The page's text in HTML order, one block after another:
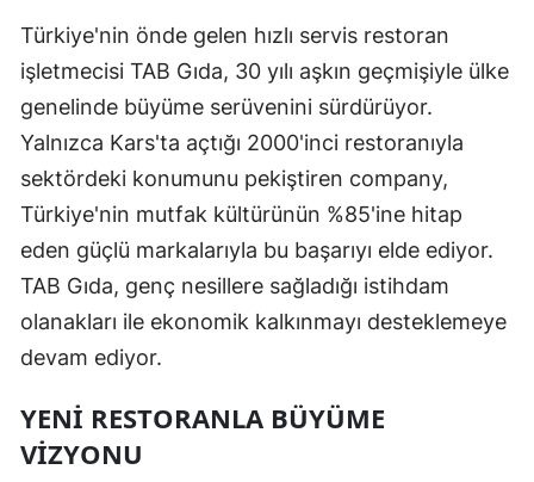
Türkiye'nin önde gelen hızlı servis restoran
işletmecisi TAB Gıda, 30 yılı aşkın geçmişiyle ülke
genelinde büyüme serüvenini sürdürüyor.
Yalnızca Kars'ta açtığı 2000'inci restoranıyla
sektördeki konumunu pekiştiren company,
Türkiye'nin mutfak kültürünün %85'ine hitap
eden güçlü markalarıyla bu başarıyı elde ediyor.
TAB Gıda, genç nesillere sağladığı istihdam
olanakları ile ekonomik kalkınmayı desteklemeye
devam ediyor.
YENI RESTORANLA BÜYÜME
VIZYONU